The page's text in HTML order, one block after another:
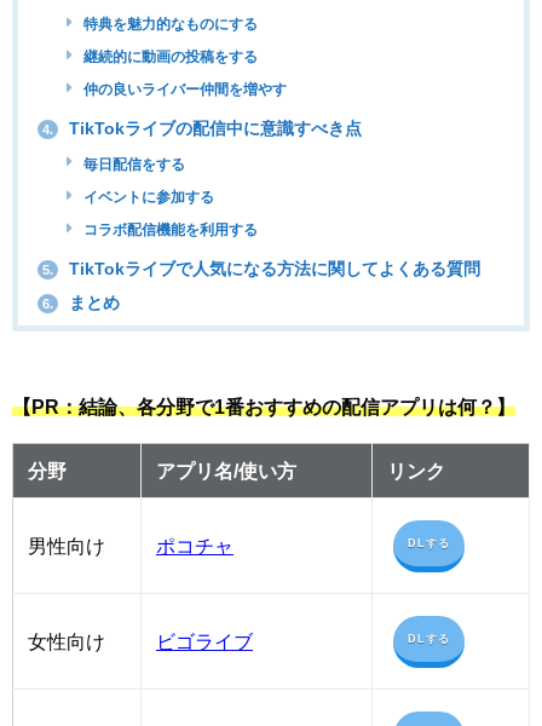
特典を魅力的なものにする
継続的に動画の投稿をする
仲の良いライバー仲間を増やす
4. TikTokライブの配信中に意識すべき点
毎日配信をする
イベントに参加する
コラボ配信機能を利用する
5. TikTokライブで人気になる方法に関してよくある質問
6. まとめ
【PR：結論、各分野で1番おすすめの配信アプリは何？】
分野 アプリ名/使い方 リンク
男性向け ポコチャ DLする
女性向け ビゴライブ DLする